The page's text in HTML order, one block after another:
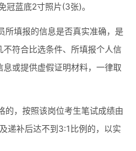
冠蓝底2寸照片(3张)。
所填报的信息是否真实准确，是
符合比选条件、所填报个人信
或提供虚假证明材料，一律取
的，按照该岗位考生笔试成绩由
递补后达不到3:1比例的，以实